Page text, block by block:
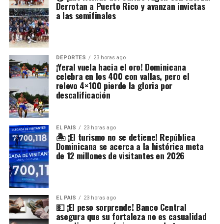
Derrotan a Puerto Rico y avanzan invictas
a las semifinales
DEPORTES 23 horas ago
¡Yeral vuela hacia el oro! Dominicana
celebra en los 400 con vallas, pero el
relevo 4×100 pierde la gloria por
descalificación
EL PAIS 23 horas ago
🏝️ ¡El turismo no se detiene! República
Dominicana se acerca a la histórica meta
de 12 millones de visitantes en 2026
EL PAIS 23 horas ago
💵 ¡El peso sorprende! Banco Central
asegura que su fortaleza no es casualidad